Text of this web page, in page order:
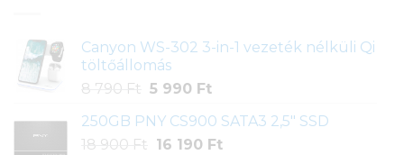
Canyon WS-302 3-in-1 vezeték nélküli Qi
töltőállomás
8 790 Ft Original
was:
8
5 990 FtCurrent
is:
5
250GB PNY CS900 SATA3 2,5" SSD
18 900 Ft
Original
16 190 FtCurrent